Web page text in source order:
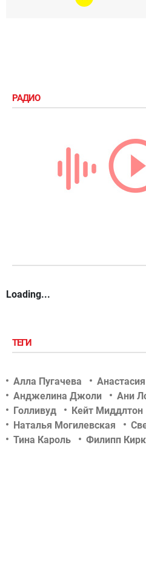
РАДИО
Loading...
ТЕГИ
Алла Пугачева
Анджелина Джоли
Ани
Голливуд
Кейт Миддлтон
Наталья Могилевская
Тина Кароль
Филипп